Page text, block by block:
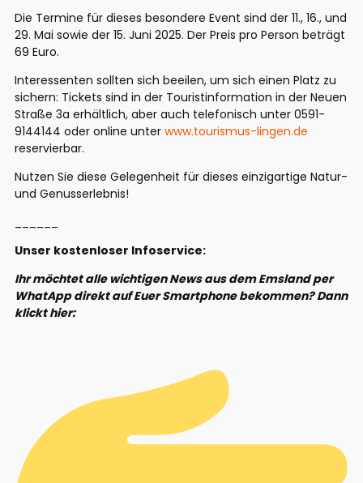
Die Termine für dieses besondere Event sind der 11., 16., und
29. Mai sowie der 15. Juni 2025. Der Preis pro Person beträgt
69 Euro.
Interessenten sollten sich beeilen, um sich einen Platz zu
sichern: Tickets sind in der Touristinformation in der Neuen
Straße 3a erhältlich, aber auch telefonisch unter 0591-
9144144 oder online unter www.tourismus-lingen.de
reservierbar.
Nutzen Sie diese Gelegenheit für dieses einzigartige Natur-
und Genusserlebnis!
Unser kostenloser Infoservice:
Ihr möchtet alle wichtigen News aus dem Emsland per
WhatApp direkt auf Euer Smartphone bekommen? Dann
klickt hier: